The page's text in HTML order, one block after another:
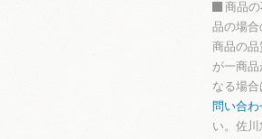
商品
品の場合
商品の
が一商
なる場
問い合わ
い。佐